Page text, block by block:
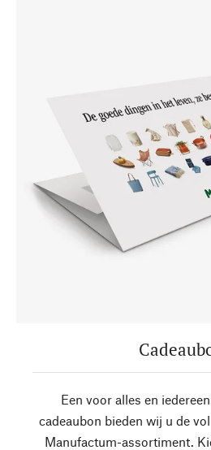
Een voor alles en
cadeaubon bieden wij u de
Manufactum-assortiment.